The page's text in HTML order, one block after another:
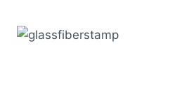
content